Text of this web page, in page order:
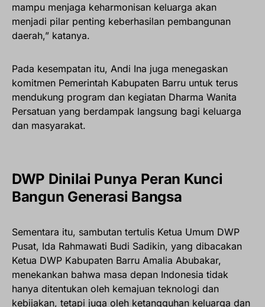
mampu menjaga keharmonisan keluarga akan
menjadi pilar penting keberhasilan pembangunan
daerah,” katanya.
Pada kesempatan itu, Andi Ina juga menegaskan
komitmen Pemerintah Kabupaten Barru untuk terus
mendukung program dan kegiatan Dharma Wanita
Persatuan yang berdampak langsung bagi keluarga
dan masyarakat.
DWP Dinilai Punya Peran Kunci
Bangun Generasi Bangsa
Sementara itu, sambutan tertulis Ketua Umum DWP
Pusat, Ida Rahmawati Budi Sadikin, yang dibacakan
Ketua DWP Kabupaten Barru Amalia Abubakar,
menekankan bahwa masa depan Indonesia tidak
hanya ditentukan oleh kemajuan teknologi dan
kebijakan, tetapi juga oleh ketangguhan keluarga dan